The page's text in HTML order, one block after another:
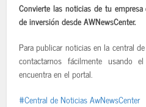
Convierte las noticias de tu
de inversión desde AWNewsCenter.
Para publicar noticias en la central
contactarnos fácilmente usando
encuentra en el portal.
Central de Noticias AwNewsCenter